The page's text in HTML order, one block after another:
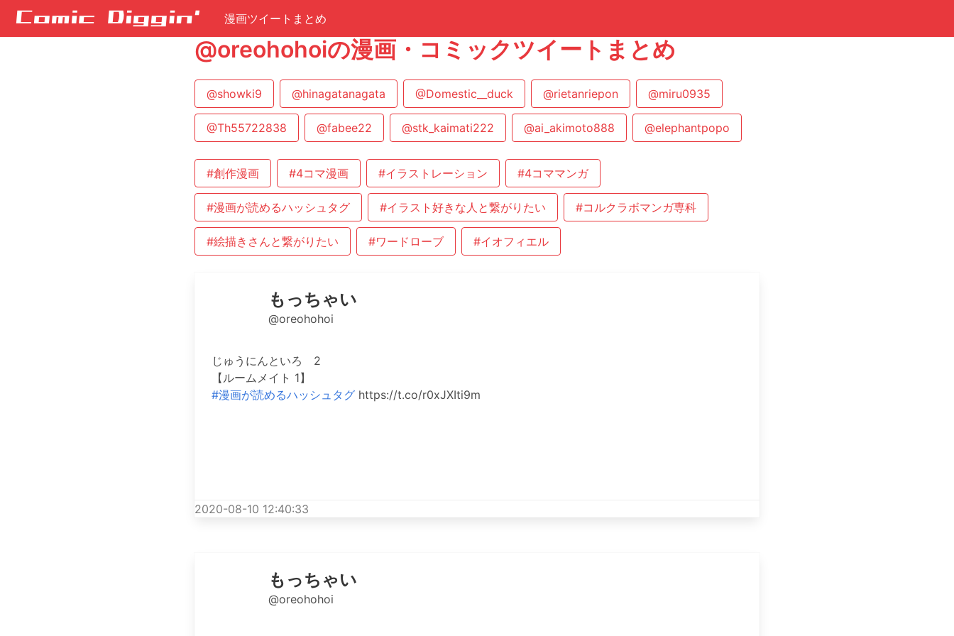
漫画ツイートまとめ
@oreohohoiの漫画・コミックツイートまとめ
@showki9 @hinagatanagata @Domestic__duck @rietanriepon @miru0935
@Th55722838 @fabee22 @stk_kaimati222 @ai_akimoto888 @elephantpopo
#創作漫画 #4コマ漫画 #イラストレーション #4コママンガ
#漫画が読めるハッシュタグ #イラスト好きな人と繋がりたい #コルクラボマンガ専科
#絵描きさんと繋がりたい #ワードローブ #イオフィエル
もっちゃい
@oreohohoi
じゅうにんといろ 2
【ルームメイト 1】
#漫画が読めるハッシュタグhttps://t.co/r0xJXIti9m
2020-08-10 12:40:33
もっちゃい
@oreohohoi